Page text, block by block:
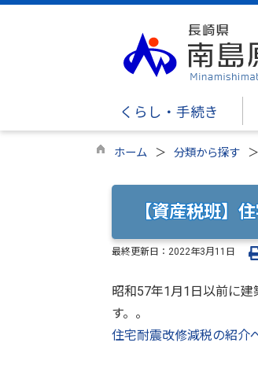
くらし・手続き
ホーム 分類から探す
【資産税班】
最終更新日： 2022年3月11日
昭和57年1月1日以前に
す。。
住宅耐震改修減税の紹介